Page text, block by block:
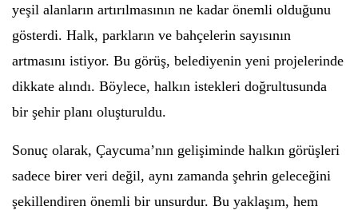
yeşil alanların artırılmasının ne kadar önemli olduğunu
gösterdi. Halk, parkların ve bahçelerin sayısının
artmasını istiyor. Bu görüş, belediyenin yeni projelerinde
dikkate alındı. Böylece, halkın istekleri doğrultusunda
bir şehir planı oluşturuldu.
Sonuç olarak, Çaycuma’nın gelişiminde halkın görüşleri
sadece birer veri değil, aynı zamanda şehrin geleceğini
şekillendiren önemli bir unsurdur. Bu yaklaşım, hem